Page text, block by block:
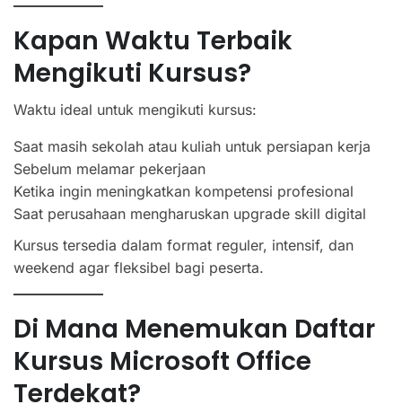
Kapan Waktu Terbaik
Mengikuti Kursus?
Waktu ideal untuk mengikuti kursus:
Saat masih sekolah atau kuliah untuk persiapan kerja
Sebelum melamar pekerjaan
Ketika ingin meningkatkan kompetensi profesional
Saat perusahaan mengharuskan upgrade skill digital
Kursus tersedia dalam format reguler, intensif, dan
weekend agar fleksibel bagi peserta.
Di Mana Menemukan Daftar
Kursus Microsoft Office
Terdekat?